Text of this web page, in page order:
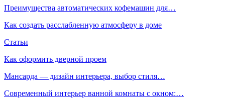
Преимущества автоматических кофемашин для…
Как создать расслабленную атмосферу в доме
Статьи
Как оформить дверной проем
Мансарда — дизайн интерьера, выбор стиля…
Современный интерьер ванной комнаты с окном:…